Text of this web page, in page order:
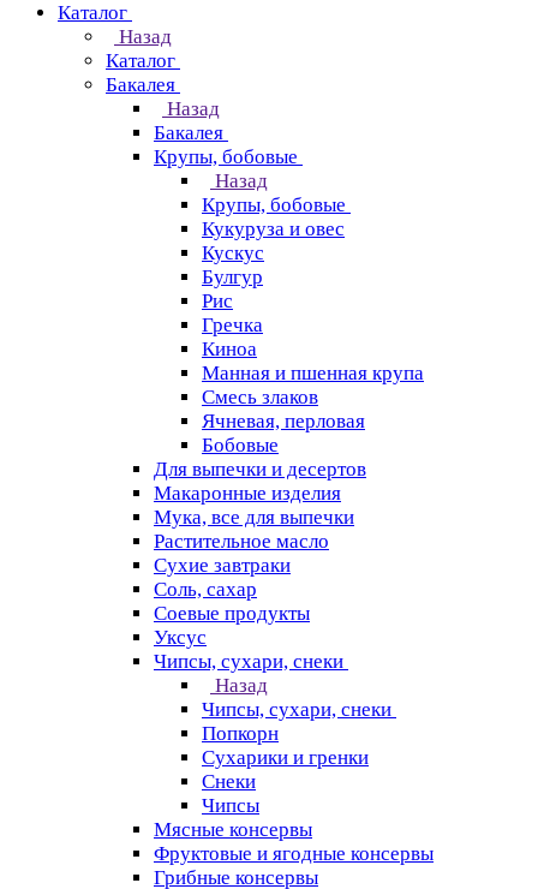
Каталог
Назад
Каталог
Бакалея
Назад
Бакалея
Крупы, бобовые
Назад
Крупы, бобовые
Кукуруза и овес
Кускус
Булгур
Рис
Гречка
Киноа
Манная и пшенная крупа
Смесь злаков
Ячневая, перловая
Бобовые
Для выпечки и десертов
Макаронные изделия
Мука, все для выпечки
Растительное масло
Сухие завтраки
Соль, сахар
Соевые продукты
Уксус
Чипсы, сухари, снеки
Назад
Чипсы, сухари, снеки
Попкорн
Сухарики и гренки
Снеки
Чипсы
Мясные консервы
Фруктовые и ягодные консервы
Грибные консервы